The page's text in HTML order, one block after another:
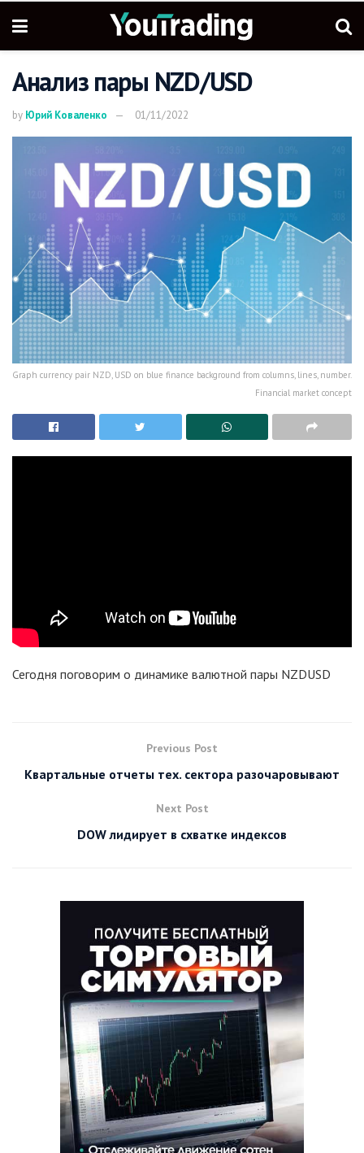
Анализ пары NZD/USD
by Юрий Коваленко 01/11/2022
Graph currency pair NZD, USD on blue finance background from columns, lines, number.
Financial market concept
Сегодня поговорим о динамике валютной пары NZDUSD
Previous Post
Квартальные отчеты тех. сектора разочаровывают
Next Post
DOW лидирует в схватке индексов